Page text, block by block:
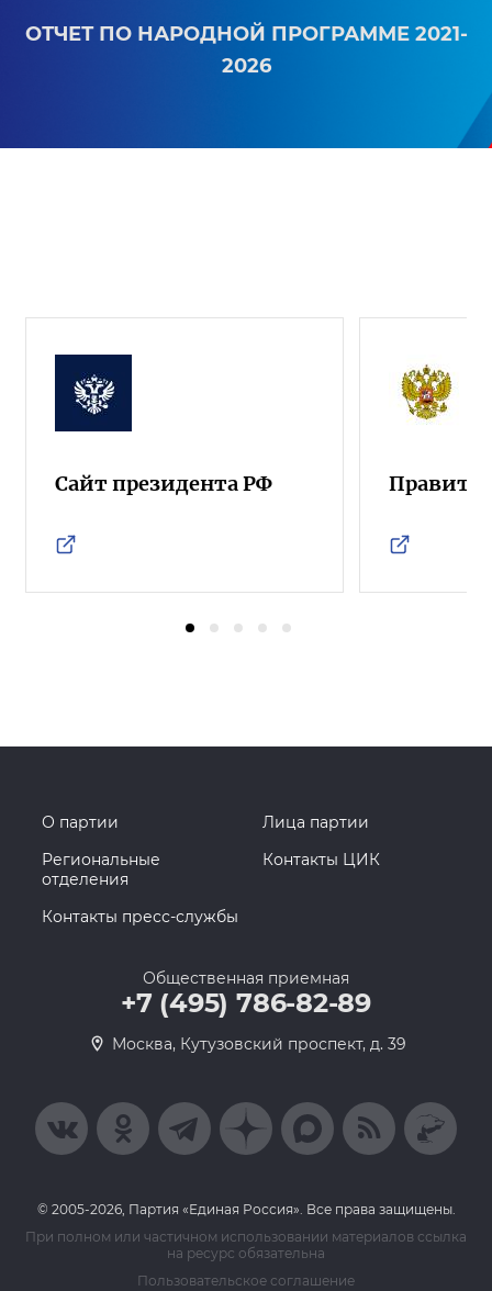
ОТЧЕТ ПО НАРОДНОЙ ПРОГРАММЕ 2021-
2026
Сайт президента РФ
О партии
Лица партии
Региональные
отделения
Контакты ЦИК
Контакты пресс-службы
Общественная приемная
+7 (495) 786-82-89
Москва, Кутузовский проспект, д. 39
© 2005-2026, Партия «Единая Россия». Все права защищены.
При полном или частичном использовании материалов ссылка
на ресурс обязательна
Пользовательское соглашение